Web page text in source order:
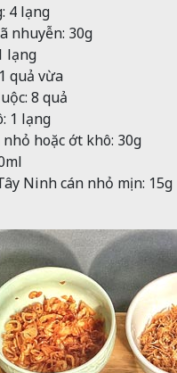
4 lạng
nhuyễn: 30g
lạng
quả vừa
8 quả
1 lạng
hoặc ớt khô: 30g
Ninh cán nhỏ mịn: 15g